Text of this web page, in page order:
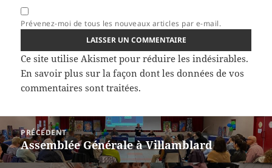
Prévenez-moi de tous les nouveaux articles par e-mail.
Ce site utilise Akismet pour réduire les indésirables.
En savoir plus sur la façon dont les données de vos
commentaires sont traitées.
Navigation
de
l’article
PRÉCÉDENT
Article
précédent :
Assemblée Générale à Villamblard